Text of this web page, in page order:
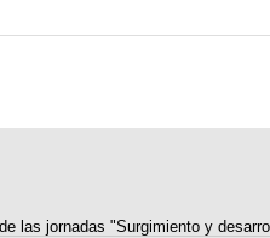
las jornadas "Surgimiento y